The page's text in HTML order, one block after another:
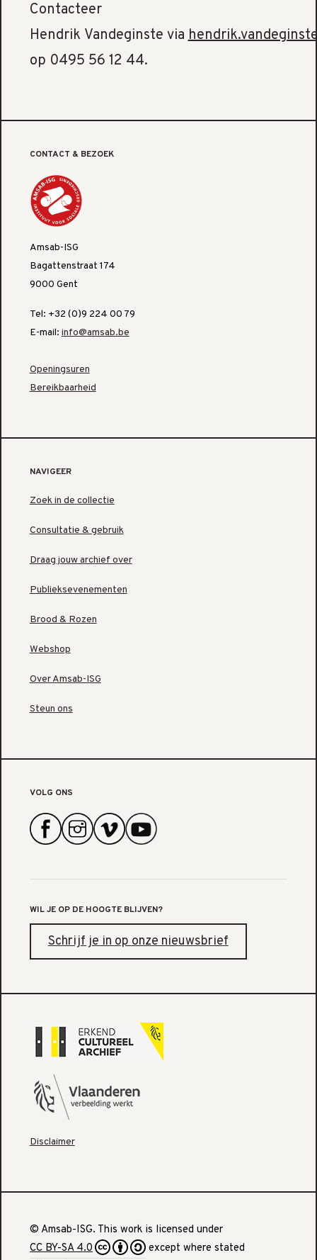
Contacteer
Hendrik Vandeginste via
op 0495 56 12 44.
CONTACT & BEZOEK
Amsab-ISG
Bagattenstraat 174
9000 Gent
Tel: +32 (0)9 224 00 79
E-mail: info@amsab.be
Openingsuren
Bereikbaarheid
NAVIGEER
Zoek in de collectie
Consultatie & gebruik
Draag jouw archief over
Publieksevenementen
Brood & Rozen
Webshop
Over Amsab-ISG
Steun ons
VOLG ONS
WIL JE OP DE HOOGTE BLIJVEN?
Schrijf je in op onze nieuwsbrief
Disclaimer
© Amsab-ISG. This work is licensed under
CC BY-SA 4.0
except where stated